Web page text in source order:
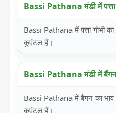
Bassi Pathana मंडी में पत्ता
Bassi Pathana में पत्ता गोभी
कुएंटल हैं।
Bassi Pathana मंडी में बैंगन
Bassi Pathana में बैंगन का
कुएंटल हैं।